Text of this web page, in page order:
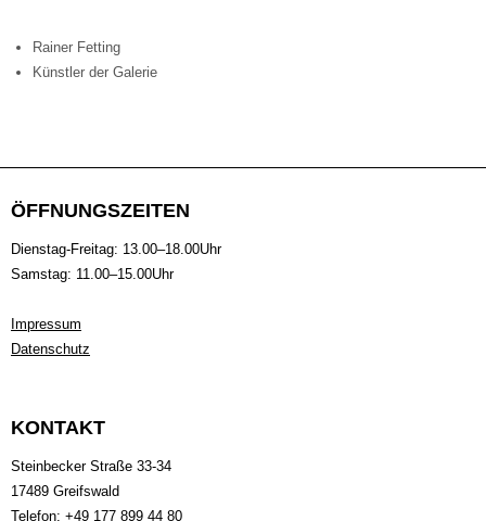
Rainer Fetting
Künstler der Galerie
ÖFFNUNGSZEITEN
Dienstag-Freitag: 13.00–18.00Uhr
Samstag: 11.00–15.00Uhr
Impressum
Datenschutz
KONTAKT
Steinbecker Straße 33-34
17489 Greifswald
Telefon: +49 177 899 44 80